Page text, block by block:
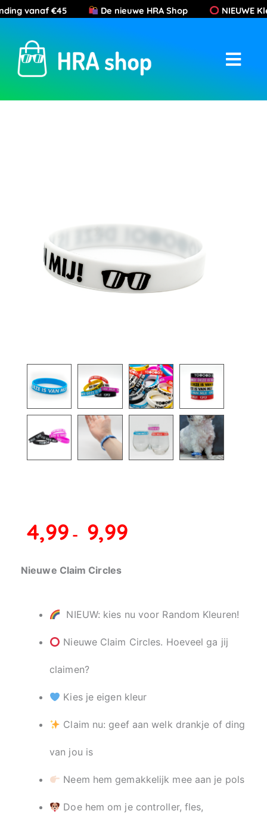
Ga
naar
inhoud
vanaf €45 De nieuwe HRA Shop NIEUWE
4,99 - 9,99
Nieuwe Claim Circles
NIEUW: kies nu voor Random Kleuren!
Nieuwe Claim Circles. Hoeveel ga jij
claimen?
Kies je eigen kleur
Claim nu: geef aan welk drankje of ding
van jou is
Neem hem gemakkelijk mee aan je pols
Doe hem om je controller, fles,